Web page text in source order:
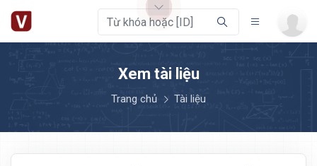
Xem tài liệu
Trang chủ Tài liệu